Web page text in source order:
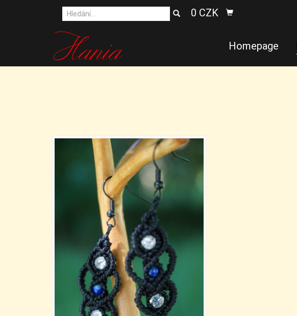
0 CZK
Homepage